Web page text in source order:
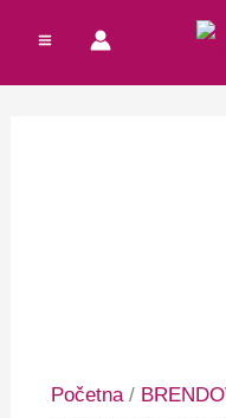
sadržaj
Početna /
Izvorna
bila
Izvorna
bila
Total: